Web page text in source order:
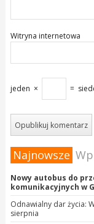
Witryna internetowa
jeden × =
Najnowsze
Nowy autobus do
komunikacyjnych w
Odnawialny dar życia:
sierpnia